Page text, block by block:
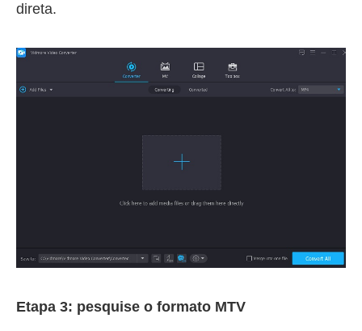
direta.
Etapa 3: pesquise o formato MTV